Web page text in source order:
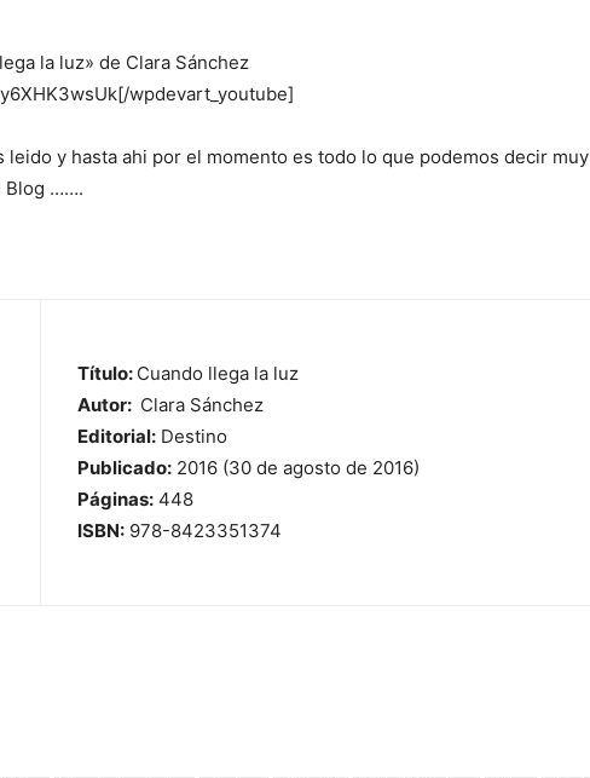
la luz» de Clara Sánchez
wpdevart_youtube]
leido y hasta ahi por el momento es todo lo que podemos decir muy
Blog …….
Título: Cuando llega la luz
Autor: Clara Sánchez
Editorial: Destino
Publicado: 2016 (30 de agosto de 2016)
Páginas: 448
ISBN: 978-8423351374